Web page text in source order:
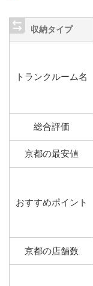
収納タイプ
トランクルーム名
総合評価
京都の最安値
おすすめポイント
京都の店舗数